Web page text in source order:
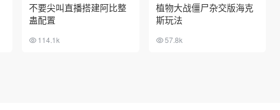
不要尖叫直播搭建阿比整
蛊配置
114.1k
植物大战僵尸杂交版海克
斯玩法
57.8k